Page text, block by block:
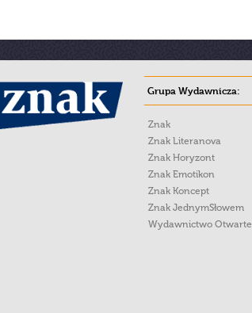
Grupa Wydawnicza:
Znak
Znak Literanova
Znak Horyzont
Znak Emotikon
Znak Koncept
Znak JednymSłowem
Wydawnictwo Otwarte